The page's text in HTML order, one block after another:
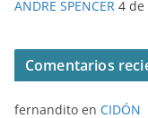
ANDRE SPENCER 4 de
Comentarios
fernandito en CIDÓN